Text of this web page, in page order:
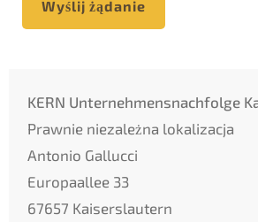
Wyślij żądanie
KERN Unternehmensnachfolge
Prawnie niezależna lokalizacja
Antonio Gallucci
Europaallee 33
67657 Kaiserslautern